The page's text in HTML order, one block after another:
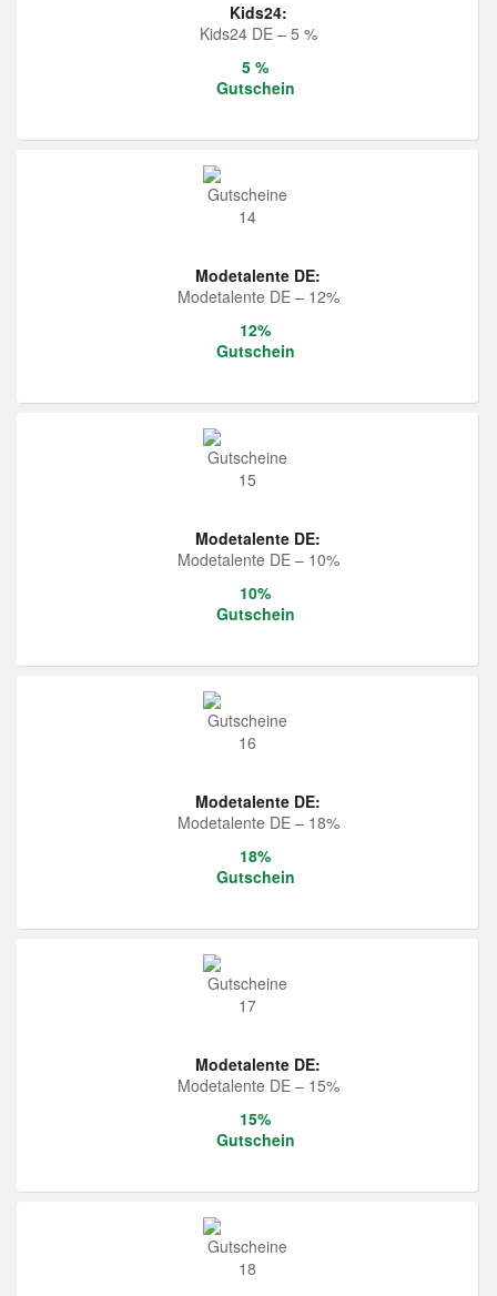
Kids24:
Kids24 DE – 5 %
5 %
Gutschein
Modetalente DE:
Modetalente DE – 12%
12%
Gutschein
Modetalente DE:
Modetalente DE – 10%
10%
Gutschein
Modetalente DE:
Modetalente DE – 18%
18%
Gutschein
Modetalente DE:
Modetalente DE – 15%
15%
Gutschein